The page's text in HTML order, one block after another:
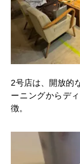
2号店は、開放的
ーニングからデ
徴。